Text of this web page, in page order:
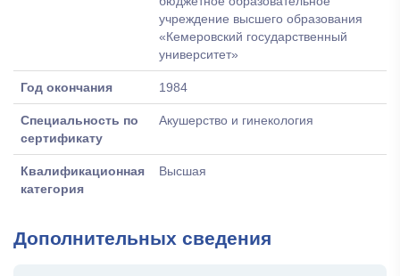
учреждение высшего образования
«Кемеровский государственный
университет»
Год окончания 1984
Специальность по
сертификату
Акушерство и гинекология
Квалификационная
категория
Высшая
Дополнительных сведения